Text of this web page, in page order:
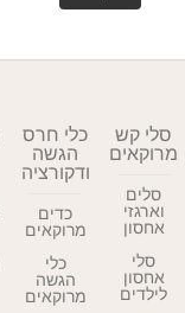
סלי קש
מרוקאים
סלים
וארגזי
אחסון
סלי
אחסון
לילדים
כלי חרס
הגשה
ודקורציה
כדים
מרוקאים
כלי
הגשה
מרוקאים